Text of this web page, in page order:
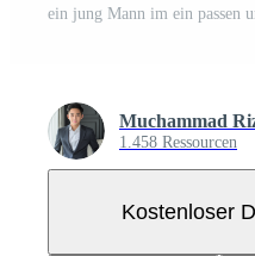
ein jung Mann im ein passen
Muchammad
1.458 Ressourcen
Kostenloser